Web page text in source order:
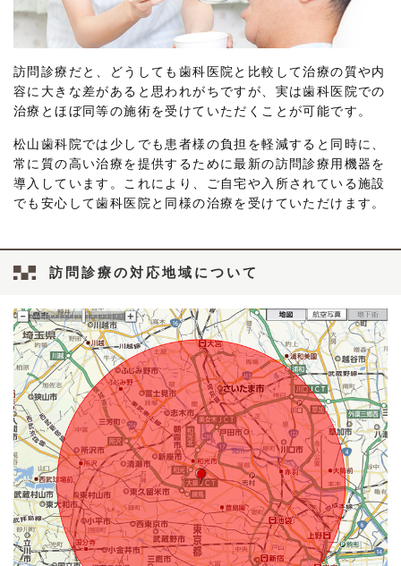
訪問診療だと、どうしても歯科医院と比較して治療の質や内
容に大きな差があると思われがちですが、実は歯科医院での
治療とほぼ同等の施術を受けていただくことが可能です。
松山歯科院では少しでも患者様の負担を軽減すると同時に、
常に質の高い治療を提供するために最新の訪問診療用機器を
導入しています。これにより、ご自宅や入所されている施設
でも安心して歯科医院と同様の治療を受けていただけます。
訪問診療の対応地域について